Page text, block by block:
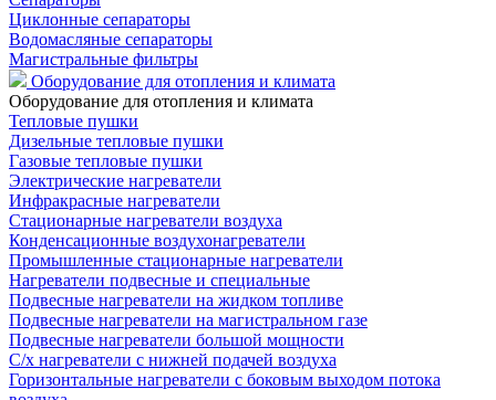
Циклонные сепараторы
Водомасляные сепараторы
Магистральные фильтры
Оборудование для отопления и климата
Оборудование для отопления и климата
Тепловые пушки
Дизельные тепловые пушки
Газовые тепловые пушки
Электрические нагреватели
Инфракрасные нагреватели
Стационарные нагреватели воздуха
Конденсационные воздухонагреватели
Промышленные стационарные нагреватели
Нагреватели подвесные и специальные
Подвесные нагреватели на жидком топливе
Подвесные нагреватели на магистральном газе
Подвесные нагреватели большой мощности
С/х нагреватели с нижней подачей воздуха
Горизонтальные нагреватели с боковым выходом потока